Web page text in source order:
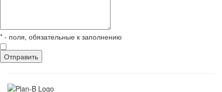
* - поля, обязательные к заполнению
Отправить